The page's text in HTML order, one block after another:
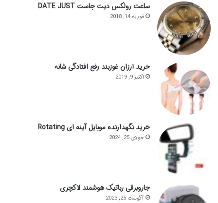
ساعت رولکس دیت جاست DATE JUST
فوریه 14, 2018
خرید ارزان غوزبند رفع افتادگی شانه
اکتبر 9, 2019
خرید نگهدارنده موبایل آینه ای Rotating
جولای 25, 2024
جاروبرقی رباتیک هوشمند لاکچری
آگوست 25, 2023